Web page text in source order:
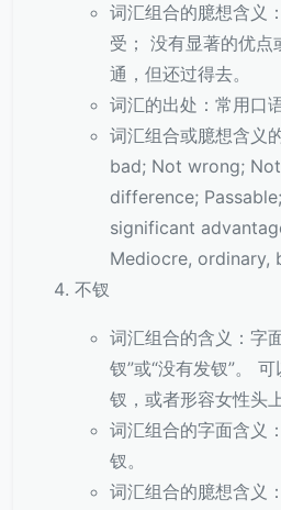
词汇组合的臆想含义
受； 没有显著的优点
通，但还过得去。
词汇的出处：常用口语
词汇组合或臆想含义
bad; Not wrong;
difference;
significant
Mediocre, ordinary,
不钗
词汇组合的含义：字
钗”或“没有发钗”。
钗，或者形容女性头
词汇组合的字面含义
钗。
词汇组合的臆想含义